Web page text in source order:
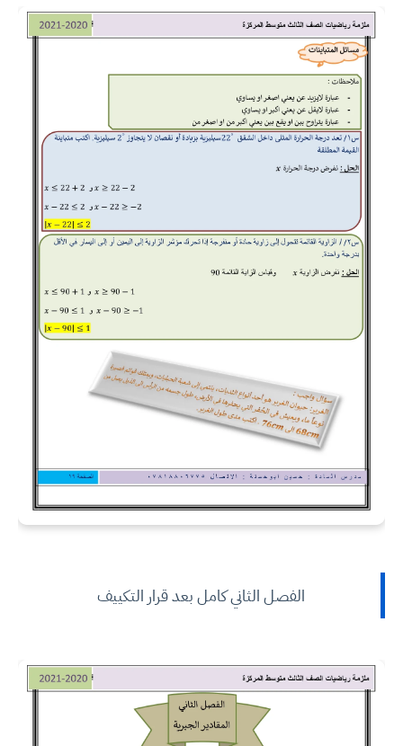
الفصل الثاني كامل بعد قرار التكييف